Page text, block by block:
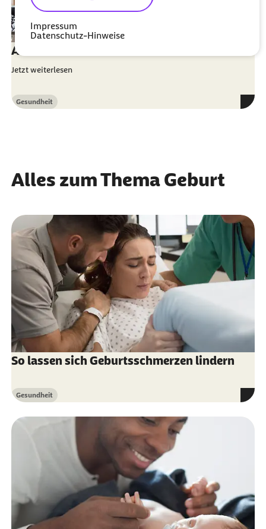
Impressum
Datenschutz-Hinweise
Alle Artikel
Jetzt weiterlesen
Kategorie
Gesundheit
Alles zum Thema Geburt
So lassen sich Geburtsschmerzen lindern
Kategorie
Gesundheit